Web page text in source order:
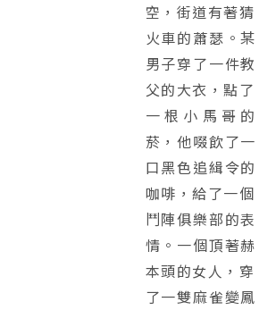
空， 街道有著猜
火車的蕭瑟。某
男子穿了一件教
父的大衣，點了
一根小馬哥的
菸，他啜飲了一
口黑色追緝令的
咖啡，給了一個
鬥陣俱樂部的表
情。一個頂著赫
本頭的女人， 穿
了一雙麻雀變鳳